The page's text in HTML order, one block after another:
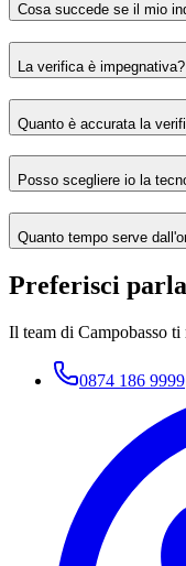
Cosa succede se il mio
La verifica è impegnativa?
Quanto è accurata la
Posso scegliere io la
Quanto tempo serve
Preferisci
Il team di Campobasso
0874 186 9999